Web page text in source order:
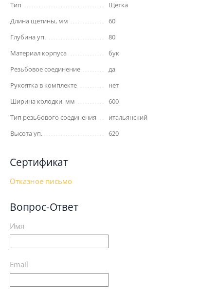
Тип
Щетка
Длина щетины, мм
60
Глубина уп.
80
Материал корпуса
бук
Резьбовое соединение
да
Рукоятка в комплекте
нет
Ширина колодки, мм
600
Тип резьбового соединения
итальянский
Высота уп.
620
Сертификат
Отказное письмо
Вопрос-Ответ
Имя
Email